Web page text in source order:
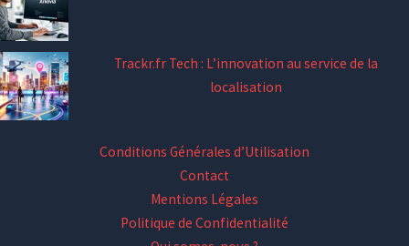
Trackr.fr Tech : L’innovation au service de la
localisation
Conditions Générales d’Utilisation
Contact
Mentions Légales
Politique de Confidentialité